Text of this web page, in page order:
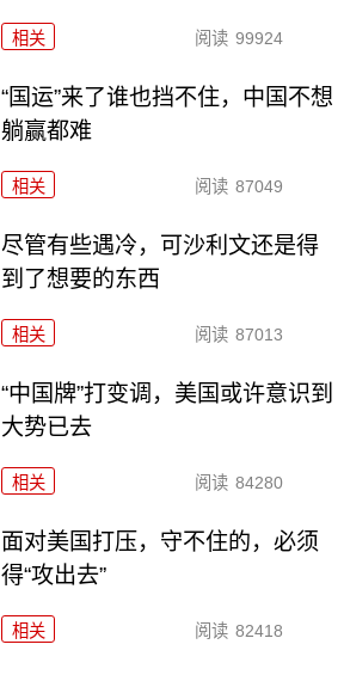
相关 阅读 99924
“国运”来了谁也挡不住，中国不想
躺赢都难
相关 阅读 87049
尽管有些遇冷，可沙利文还是得
到了想要的东西
相关 阅读 87013
“中国牌”打变调，美国或许意识到
大势已去
相关 阅读 84280
面对美国打压，守不住的，必须
得“攻出去”
相关 阅读 82418